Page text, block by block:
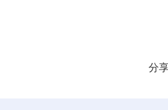
分